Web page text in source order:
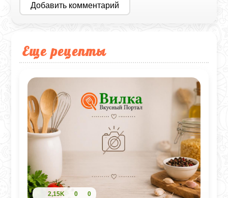
Добавить комментарий
Еще рецепты
2,15K 0 0